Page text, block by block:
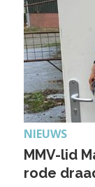
NIEUWS
MMV-lid
rode